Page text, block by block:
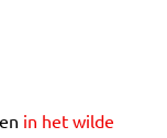
in het wilde